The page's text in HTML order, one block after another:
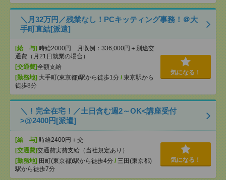
＼月32万円／残業なし！PCキッティング事務！＠大
手町直結[派遣]
[給 与] 時給2000円 月収例：336,000円＋別途交
通費（月21日就業の場合）
[交通費]全額支給
[勤務地] 大手町(東京都)駅から徒歩1分 / 東京駅から
徒歩8分
気になる！
＼！完全在宅！／土日含む週2～OK<講座受付
>@2400円[派遣]
[給 与] 時給2400円＋交
[交通費]交通費実費支給（当社規定あり）
[勤務地] 田町(東京都)駅から徒歩4分 / 三田(東京都)
駅から徒歩7分
気になる！